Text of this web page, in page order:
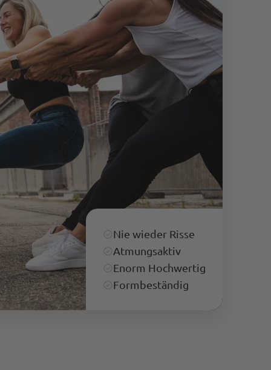
Nie wieder Risse
Atmungsaktiv
Enorm Hochwertig
Formbeständig
Anonym
Verifizierter Kunde
Die Hose passt super. Das Preis-
Leitungsverhältnis stimmt. Schnelle Lieferung.
Es ist schon die 4. Hose, die ich gekauft habe.
Kann Euch weiterempfehlen.
Hilfreich? Ja Teilen
Twitter
Facebook
Anonymous
Trusted Shops
Alles Top. Wie immer!
Teilen
Twitter
Quelle:Trusted Shops
10.5.2023
M P
Schnelle Lieferung. Ware macht bis jetzt einen
sehr guten Eindruck, time will tell.
Kundenservice ist top. Sehr schnell und
freundlich wird hier auf Probleme reagiert.